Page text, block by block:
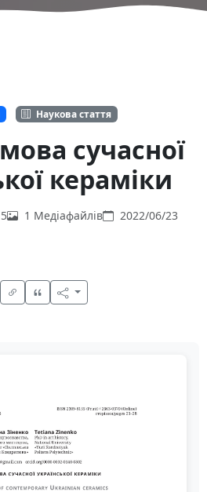
Наукова стаття
сучасної
кераміки
1 Медіафайлів 2022/06/23